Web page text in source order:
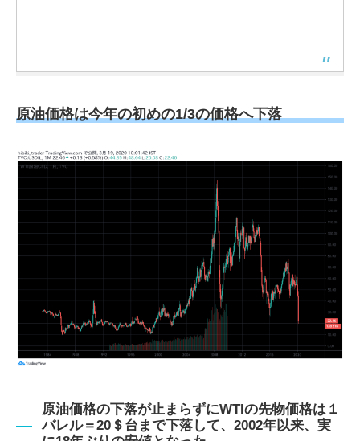
原油価格は今年の初めの1/3の価格へ下落
原油価格の下落が止まらずにWTIの先物価格は１
バレル＝20＄台まで下落して、2002年以来、実